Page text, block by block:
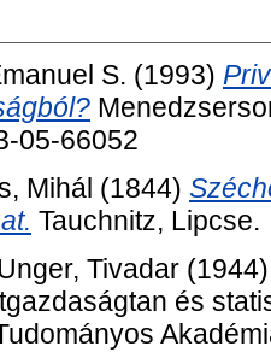
S. (1993)
05-66052
Mihál (1844)
Tauchnitz, Lipcse.
Tivadar
és